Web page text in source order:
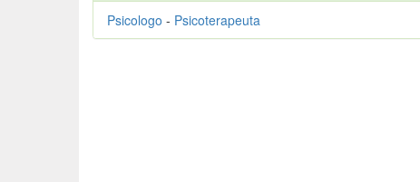
Psicologo - Psicoterapeuta